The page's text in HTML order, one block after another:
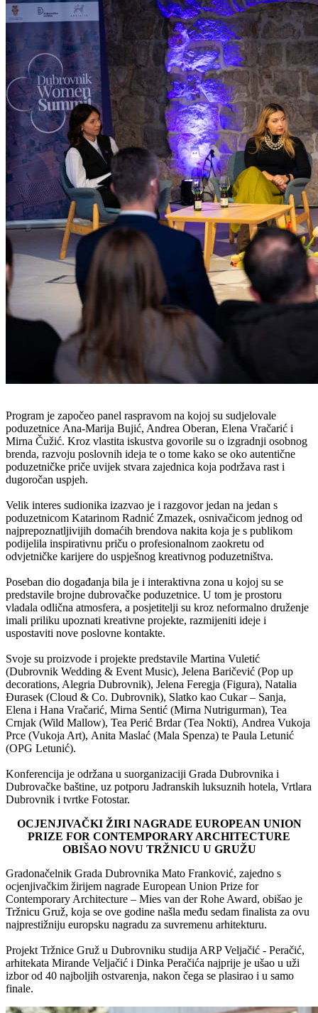
Program je započeo panel raspravom na kojoj su sudjelovale
poduzetnice Ana-Marija Bujić, Andrea Oberan, Elena Vračarić i
Mirna Čužić. Kroz vlastita iskustva govorile su o izgradnji osobnog
brenda, razvoju poslovnih ideja te o tome kako se oko autentične
poduzetničke priče uvijek stvara zajednica koja podržava rast i
dugoročan uspjeh.
Velik interes sudionika izazvao je i razgovor jedan na jedan s
poduzetnicom Katarinom Radnić Zmazek, osnivačicom jednog od
najprepoznatljivijih domaćih brendova nakita koja je s publikom
podijelila inspirativnu priču o profesionalnom zaokretu od
odvjetničke karijere do uspješnog kreativnog poduzetništva.
Poseban dio događanja bila je i interaktivna zona u kojoj su se
predstavile brojne dubrovačke poduzetnice. U tom je prostoru
vladala odlična atmosfera, a posjetitelji su kroz neformalno druženje
imali priliku upoznati kreativne projekte, razmijeniti ideje i
uspostaviti nove poslovne kontakte.
Svoje su proizvode i projekte predstavile Martina Vuletić
(Dubrovnik Wedding & Event Music), Jelena Baričević (Pop up
decorations, Alegria Dubrovnik), Jelena Feregja (Figura), Natalia
Đurasek (Cloud & Co. Dubrovnik), Slatko kao Cukar – Sanja,
Elena i Hana Vračarić, Mirna Sentić (Mirna Nutrigurman), Tea
Crnjak (Wild Mallow), Tea Perić Brdar (Tea Nokti), Andrea Vukoja
Prce (Vukoja Art), Anita Maslać (Mala Spenza) te Paula Letunić
(OPG Letunić).
Konferencija je održana u suorganizaciji Grada Dubrovnika i
Dubrovačke baštine, uz potporu Jadranskih luksuznih hotela, Vrtlara
Dubrovnik i tvrtke Fotostar.
OCJENJIVAČKI ŽIRI NAGRADE EUROPEAN UNION
PRIZE FOR CONTEMPORARY ARCHITECTURE
OBIŠAO NOVU TRŽNICU U GRUŽU
Gradonačelnik Grada Dubrovnika Mato Franković, zajedno s
ocjenjivačkim žirijem nagrade European Union Prize for
Contemporary Architecture – Mies van der Rohe Award, obišao je
Tržnicu Gruž, koja se ove godine našla među sedam finalista za ovu
najprestižniju europsku nagradu za suvremenu arhitekturu.
Projekt Tržnice Gruž u Dubrovniku studija ARP Veljačić - Peračić,
arhitekata Mirande Veljačić i Dinka Peračića najprije je ušao u uži
izbor od 40 najboljih ostvarenja, nakon čega se plasirao i u samo
finale.